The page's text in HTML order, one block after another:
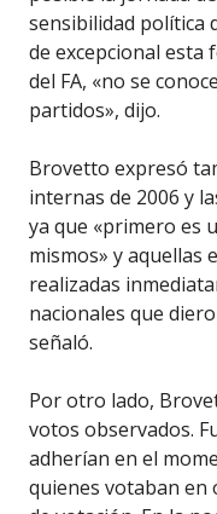
sensibilidad política
de excepcional esta
del FA, «no se
partidos», dijo.
Brovetto expresó
internas de 2006 y
ya que «primero es
mismos» y aquellas
realizadas
nacionales que
señaló.
Por otro lado,
votos observados.
adherían en el
quienes votaban